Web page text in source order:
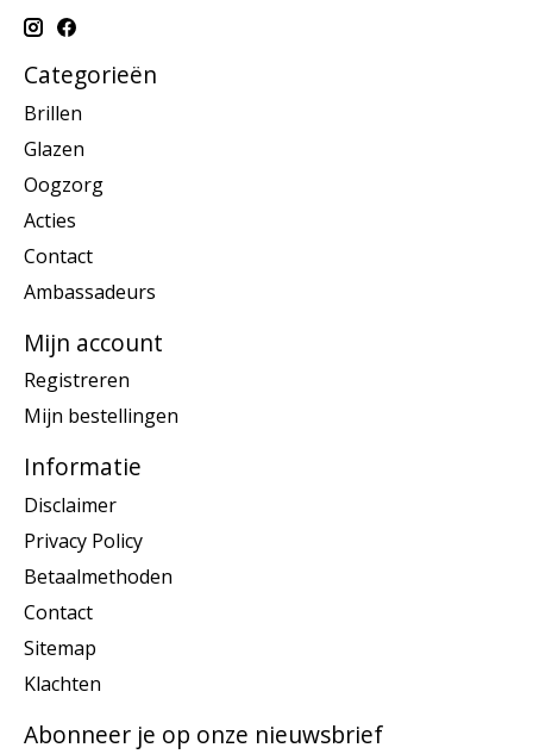
Categorieën
Brillen
Glazen
Oogzorg
Acties
Contact
Ambassadeurs
Mijn account
Registreren
Mijn bestellingen
Informatie
Disclaimer
Privacy Policy
Betaalmethoden
Contact
Sitemap
Klachten
Abonneer je op onze nieuwsbrief